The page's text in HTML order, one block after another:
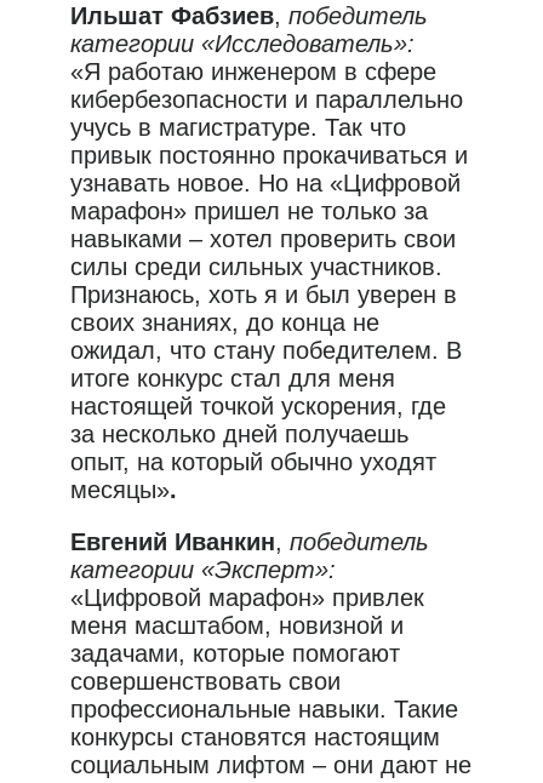
Ильшат Фабзиев, победитель
категории «Исследователь»:
«Я работаю инженером в сфере
кибербезопасности и параллельно
учусь в магистратуре. Так что
привык постоянно прокачиваться и
узнавать новое. Но на «Цифровой
марафон» пришел не только за
навыками – хотел проверить свои
силы среди сильных участников.
Признаюсь, хоть я и был уверен в
своих знаниях, до конца не
ожидал, что стану победителем. В
итоге конкурс стал для меня
настоящей точкой ускорения, где
за несколько дней получаешь
опыт, на который обычно уходят
месяцы».
Евгений Иванкин, победитель
категории «Эксперт»:
«Цифровой марафон» привлек
меня масштабом, новизной и
задачами, которые помогают
совершенствовать свои
профессиональные навыки. Такие
конкурсы становятся настоящим
социальным лифтом – они дают не